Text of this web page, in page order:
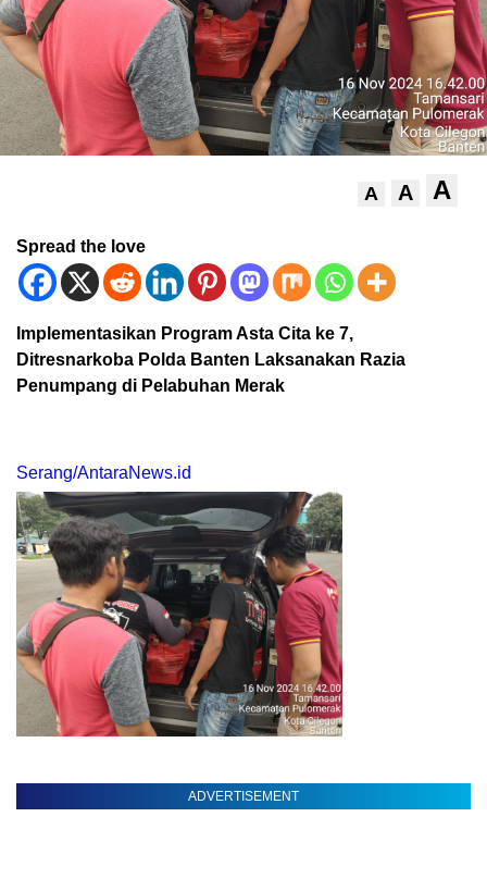
A A A
Spread the love
Implementasikan Program Asta Cita ke 7,
Ditresnarkoba Polda Banten Laksanakan Razia
Penumpang di Pelabuhan Merak
Serang/AntaraNews.id
ADVERTISEMENT